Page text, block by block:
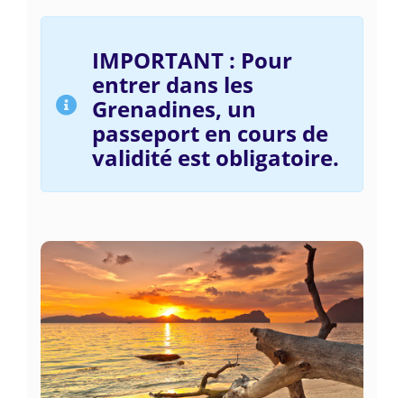
IMPORTANT : Pour
entrer dans les
Grenadines, un
passeport en cours de
validité est obligatoire.